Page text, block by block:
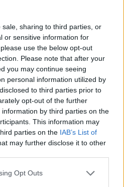
sharing to third parties, or
or sensitive information for
use the below opt-out
Please note that after your
you may continue seeing
personal information utilized by
to third parties prior to
opt-out of the further
by third parties on the
This information may
parties on the IAB’s List of
may further disclose it to other
Opt Outs